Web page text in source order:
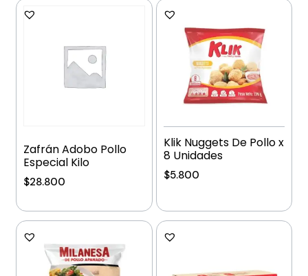
Zafrán Adobo Pollo
Especial Kilo
$28.800
Klik Nuggets De Pollo x
8 Unidades
$5.800